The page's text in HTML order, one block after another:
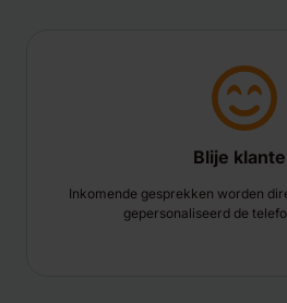
Blije
Inkomende gesprekken worden
gepersonaliseerd de